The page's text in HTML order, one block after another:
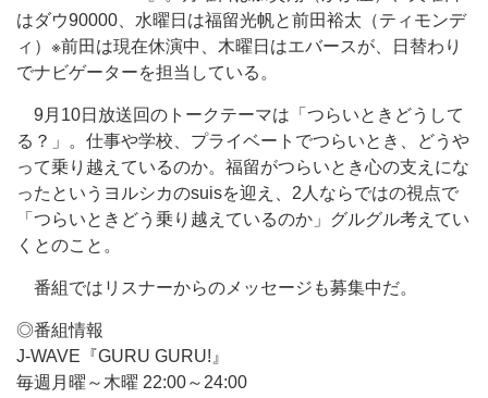
はダウ90000、水曜日は福留光帆と前田裕太（ティモンデ
ィ）※前田は現在休演中、木曜日はエバースが、日替わり
でナビゲーターを担当している。
9月10日放送回のトークテーマは「つらいときどうして
る？」。仕事や学校、プライベートでつらいとき、どうや
って乗り越えているのか。福留がつらいとき心の支えにな
ったというヨルシカのsuisを迎え、2人ならではの視点で
「つらいときどう乗り越えているのか」グルグル考えてい
くとのこと。
番組ではリスナーからのメッセージも募集中だ。
◎番組情報
J-WAVE『GURU GURU!』
毎週月曜～木曜 22:00～24:00